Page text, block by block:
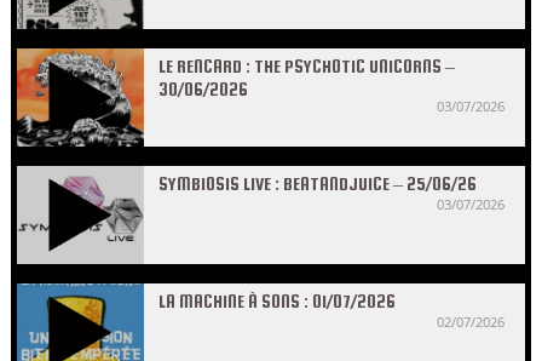
LE RENCARD : THE PSYCHOTIC UNICORNS –
30/06/2026
03/07/2026
SYMBIOSIS LIVE : BEATANDJUICE – 25/06/26
03/07/2026
LA MACHINE À SONS : 01/07/2026
02/07/2026